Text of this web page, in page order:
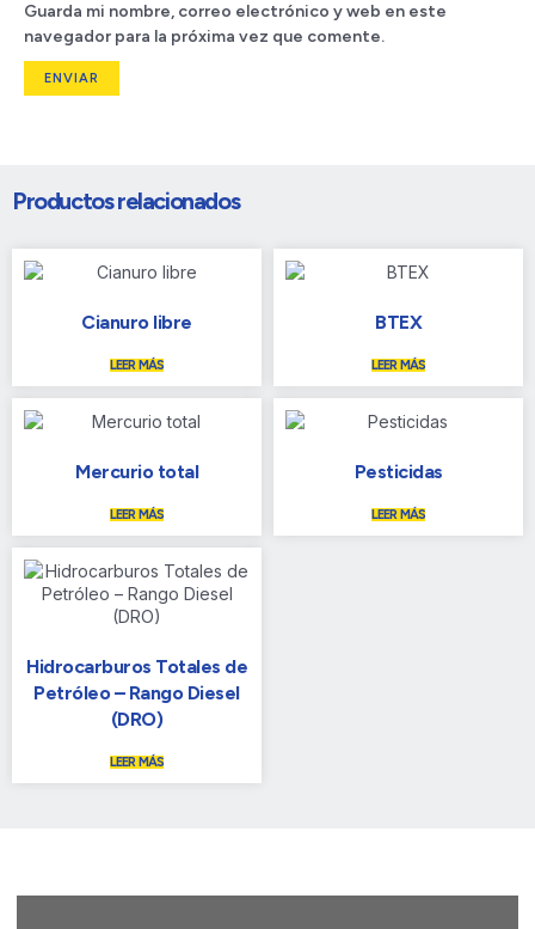
Guarda mi nombre, correo electrónico y web en este
navegador para la próxima vez que comente.
Productos relacionados
Cianuro libre
LEER MÁS
BTEX
LEER MÁS
Mercurio total
LEER MÁS
Pesticidas
LEER MÁS
Hidrocarburos Totales de
Petróleo – Rango Diesel
(DRO)
LEER MÁS